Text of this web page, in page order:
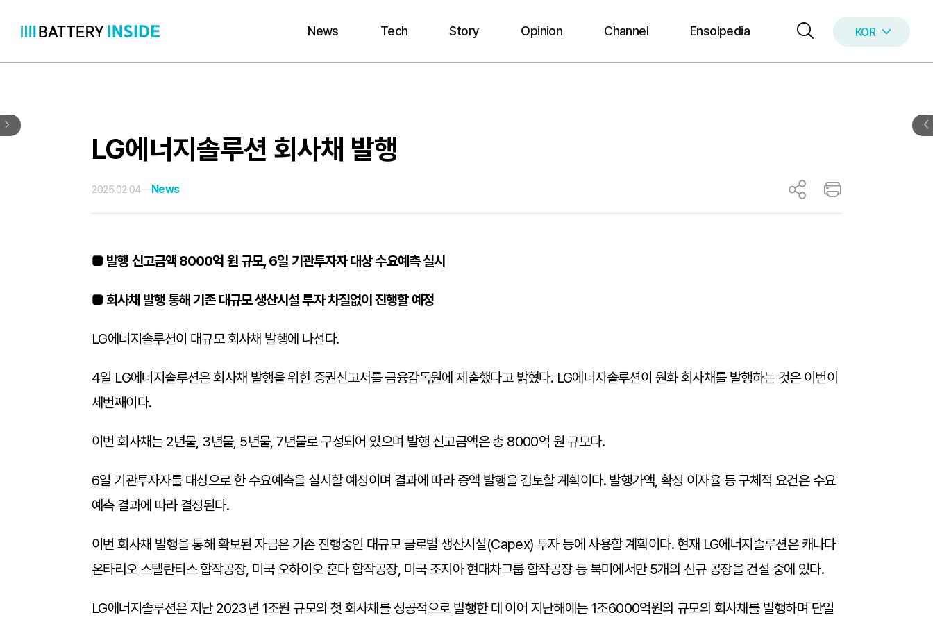
츠
바
로
News Tech Story Opinion Channel Ensolpedia KOR
ENG
LG에너지솔루션 회사채 발행
2025.02.04 News
■ 발행 신고금액 8000억 원 규모, 6일 기관투자자 대상 수요예측 실시
■ 회사채 발행 통해 기존 대규모 생산시설 투자 차질없이 진행할 예정
LG에너지솔루션이 대규모 회사채 발행에 나선다.
4일 LG에너지솔루션은 회사채 발행을 위한 증권신고서를 금융감독원에 제출했다고 밝혔다. LG에너지솔루션이 원화 회사채를 발행하는 것은 이번이
세번째이다.
이번 회사채는 2년물, 3년물, 5년물, 7년물로 구성되어 있으며 발행 신고금액은 총 8000억 원 규모다.
6일 기관투자자를 대상으로 한 수요예측을 실시할 예정이며 결과에 따라 증액 발행을 검토할 계획이다. 발행가액, 확정 이자율 등 구체적 요건은 수요
예측 결과에 따라 결정된다.
이번 회사채 발행을 통해 확보된 자금은 기존 진행중인 대규모 글로벌 생산시설(Capex) 투자 등에 사용할 계획이다. 현재 LG에너지솔루션은 캐나다
온타리오 스텔란티스 합작공장, 미국 오하이오 혼다 합작공장, 미국 조지아 현대차그룹 합작공장 등 북미에서만 5개의 신규 공장을 건설 중에 있다.
LG에너지솔루션은 지난 2023년 1조원 규모의 첫 회사채를 성공적으로 발행한 데 이어 지난해에는 1조6000억원의 규모의 회사채를 발행하며 단일